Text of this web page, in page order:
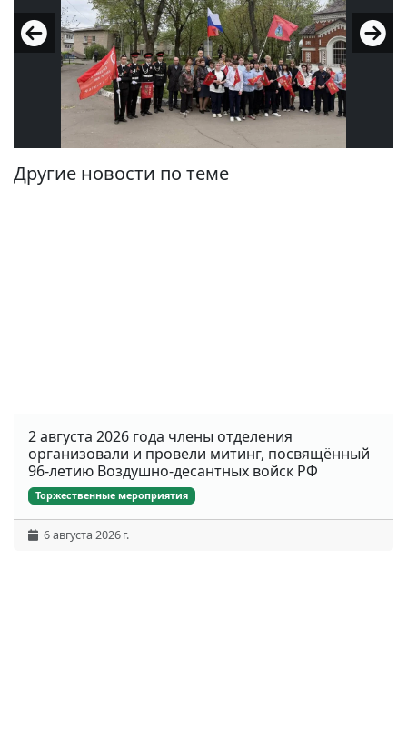
Другие новости по теме
2 августа 2026 года члены отделения
организовали и провели митинг, посвящённый
96-летию Воздушно-десантных войск РФ
Торжественные мероприятия
6 августа 2026 г.